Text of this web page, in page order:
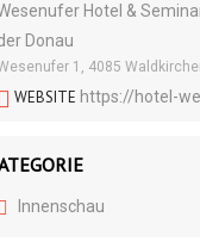
Hotel &
Donau
1, 4085
WEBSITE https://hotel-
Innenschau